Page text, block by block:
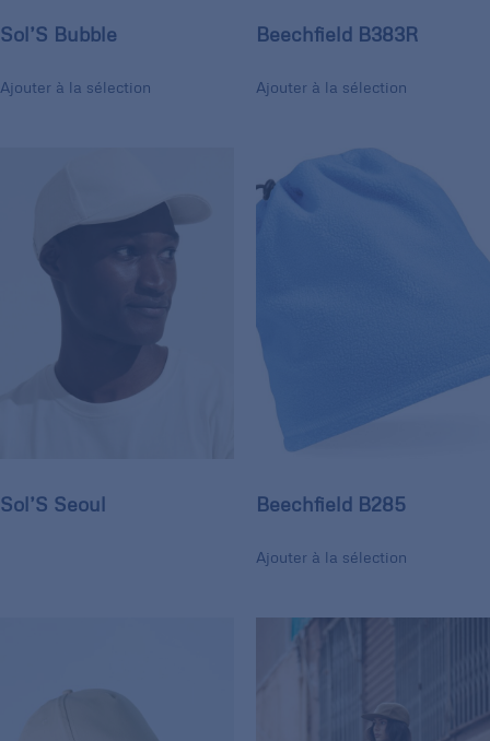
Sol’S Bubble
Ajouter à la sélection
Beechfield B383R
Ajouter à la sélection
Sol’S Seoul Beechfield B285
Ajouter à la sélection